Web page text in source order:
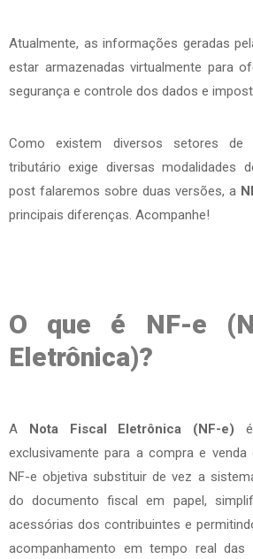
Atualmente, as informações geradas
estar armazenadas virtualmente para
segurança e controle dos dados e
Como existem diversos setores de
tributário exige diversas modalidades
post falaremos sobre duas versões, a
principais diferenças. Acompanhe!
O que é NF-e
Eletrônica)?
A Nota Fiscal Eletrônica (NF-e)
exclusivamente para a compra e
NF-e objetiva substituir de vez a
do documento fiscal em papel,
acessórias dos contribuintes e
acompanhamento em tempo real das